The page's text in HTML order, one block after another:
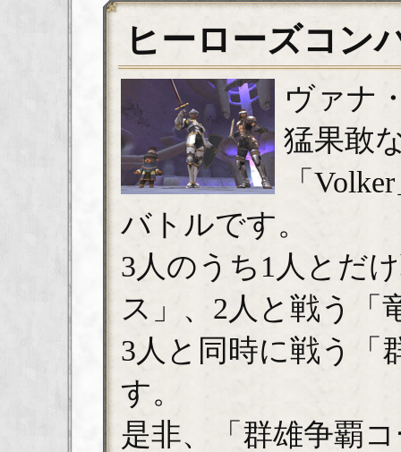
ヒーローズコン
ヴァナ
猛果敢
「
バトルです。
3人のうち1人とだ
ス」、2人と戦う「
3人と同時に戦う「
す。
是非、「群雄争覇